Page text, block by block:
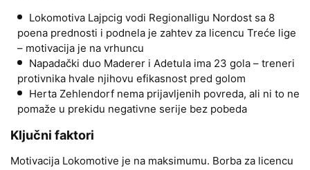
Lokomotiva Lajpcig vodi Regionalligu Nordost sa 8
poena prednosti i podnela je zahtev za licencu Treće lige
– motivacija je na vrhuncu
Napadački duo Maderer i Adetula ima 23 gola – treneri
protivnika hvale njihovu efikasnost pred golom
Herta Zehlendorf nema prijavljenih povreda, ali ni to ne
pomaže u prekidu negativne serije bez pobeda
Ključni faktori
Motivacija Lokomotive je na maksimumu. Borba za licencu